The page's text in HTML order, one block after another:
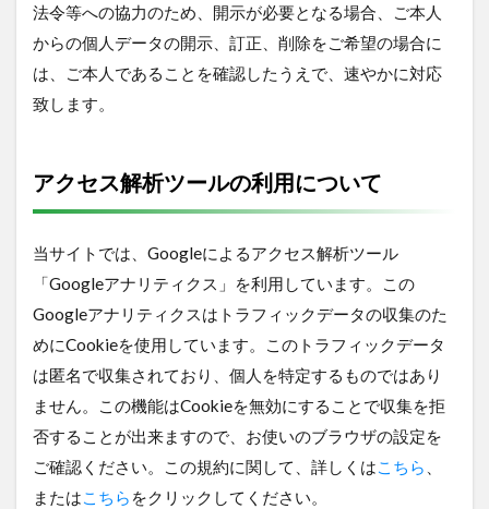
法令等への協力のため、開示が必要となる場合、ご本人
からの個人データの開示、訂正、削除をご希望の場合に
は、ご本人であることを確認したうえで、速やかに対応
致します。
アクセス解析ツールの利用について
当サイトでは、Googleによるアクセス解析ツール
「Googleアナリティクス」を利用しています。この
Googleアナリティクスはトラフィックデータの収集のた
めにCookieを使用しています。このトラフィックデータ
は匿名で収集されており、個人を特定するものではあり
ません。この機能はCookieを無効にすることで収集を拒
否することが出来ますので、お使いのブラウザの設定を
ご確認ください。この規約に関して、詳しくは こちら
または こちら をクリックしてください。